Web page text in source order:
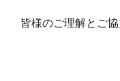
皆様のご理解とご